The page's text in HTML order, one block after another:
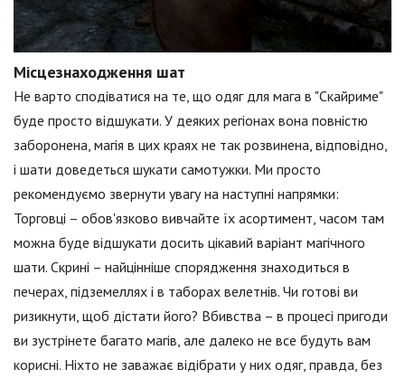
Місцезнаходження шат
Не варто сподіватися на те, що одяг для мага в "Скайриме"
буде просто відшукати. У деяких регіонах вона повністю
заборонена, магія в цих краях не так розвинена, відповідно,
і шати доведеться шукати самотужки. Ми просто
рекомендуємо звернути увагу на наступні напрямки:
Торговці – обов'язково вивчайте їх асортимент, часом там
можна буде відшукати досить цікавий варіант магічного
шати. Скрині – найцінніше спорядження знаходиться в
печерах, підземеллях і в таборах велетнів. Чи готові ви
ризикнути, щоб дістати його? Вбивства – в процесі пригоди
ви зустрінете багато магів, але далеко не все будуть вам
корисні. Ніхто не заважає відібрати у них одяг, правда, без